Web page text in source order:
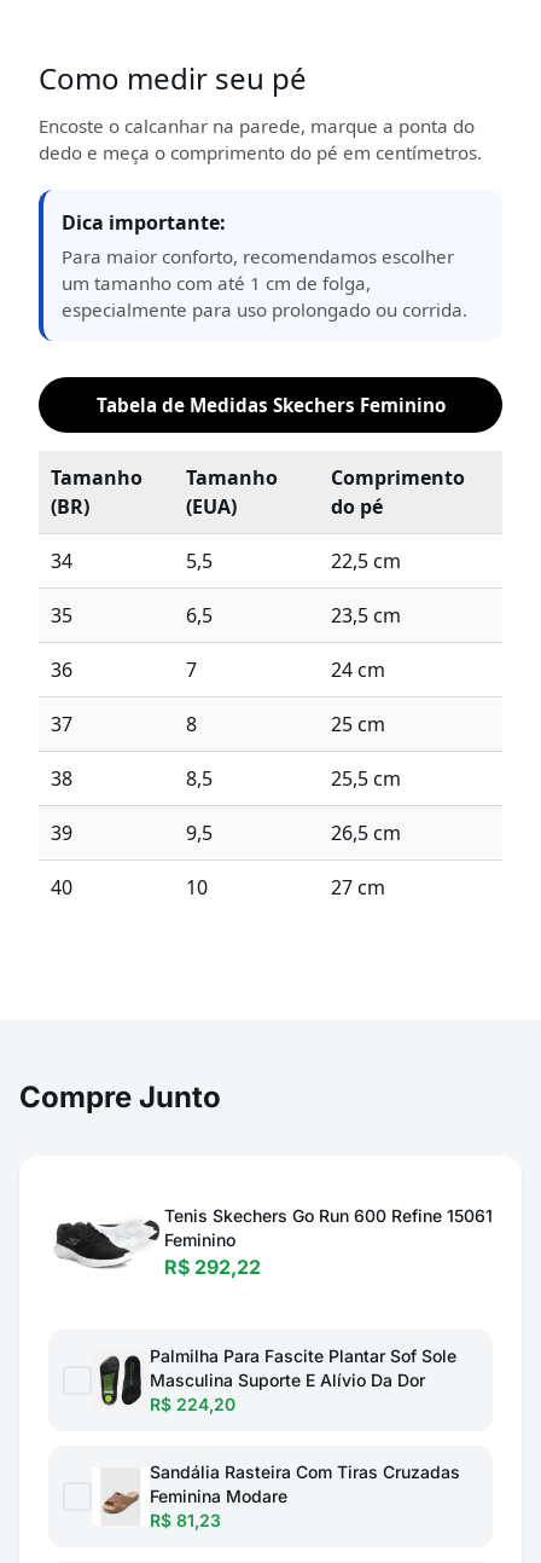
Como medir seu pé
Encoste o calcanhar na parede, marque a ponta do
dedo e meça o comprimento do pé em centímetros.
Dica importante:
Para maior conforto, recomendamos escolher
um tamanho com até 1 cm de folga,
especialmente para uso prolongado ou corrida.
Tabela de Medidas Skechers Feminino
Tamanho
(BR)
Tamanho
(EUA)
Comprimento
do pé
34 5,5 22,5 cm
35 6,5 23,5 cm
36 7 24 cm
37 8 25 cm
38 8,5 25,5 cm
39 9,5 26,5 cm
40 10 27 cm
Compre Junto
Tenis Skechers Go Run 600 Refine 15061
Feminino
R$ 292,22
Palmilha Para Fascite Plantar Sof Sole
Masculina Suporte E Alívio Da Dor
R$ 224,20
Sandália Rasteira Com Tiras Cruzadas
Feminina Modare
R$ 81,23